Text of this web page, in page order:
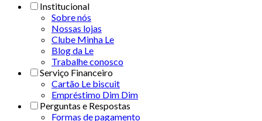
Institucional
Sobre nós
Nossas lojas
Clube Minha Le
Blog da Le
Trabalhe conosco
Serviço Financeiro
Cartão Le biscuit
Empréstimo Dim Dim
Perguntas e Respostas
Formas de pagamento